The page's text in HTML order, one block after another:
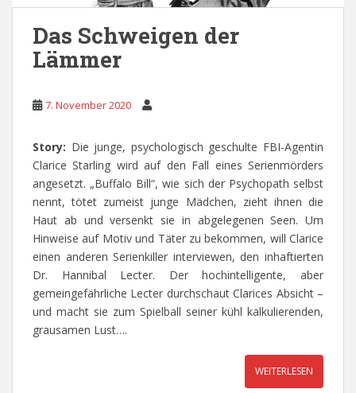
Das Schweigen der
Lämmer
7. November 2020
Story: Die junge, psychologisch geschulte FBI-Agentin
Clarice Starling wird auf den Fall eines Serienmörders
angesetzt. „Buffalo Bill“, wie sich der Psychopath selbst
nennt, tötet zumeist junge Mädchen, zieht ihnen die
Haut ab und versenkt sie in abgelegenen Seen. Um
Hinweise auf Motiv und Täter zu bekommen, will Clarice
einen anderen Serienkiller interviewen, den inhaftierten
Dr. Hannibal Lecter. Der hochintelligente, aber
gemeingefährliche Lecter durchschaut Clarices Absicht –
und macht sie zum Spielball seiner kühl kalkulierenden,
grausamen Lust….
WEITERLESEN